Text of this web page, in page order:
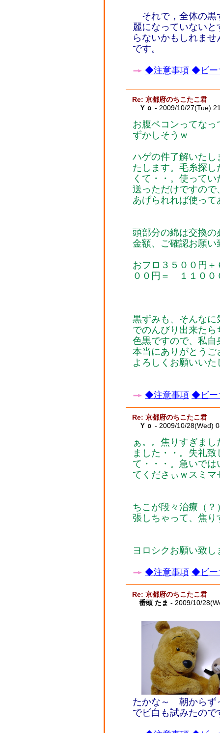
それで，全体の黒
麗になっていない
らないかもしれま
です。
◆注意事項 ◆ビー
Re: 京都府のちこたこ君
Ｙｏ - 2009/10/27(Tue)
お腹ペコンってな
ずかしそうｗ
ハゲの件了解いた
たします。毛糸探
くて・・。使って
送っただけですの
あげられれば使っ
頭部分の綿は交換
金額、ご確認お願い
おフロ３５００円
００円＝ １１００
黒ずみも、そんな
でのんびり出来た
色黒ですので、私
本当にありがとうご
よろしくお願いいた
◆注意事項 ◆ビー
Re: 京都府のちこたこ君
Ｙｏ - 2009/10/28(Wed)
ぁ。。焦りすぎま
ました・・。失礼
て・・・。急いで
てくださぃｗスミマ
ちこが段々治療（
張しちゃって、焦
ヨロシクお願い致し
◆注意事項 ◆ビー
Re: 京都府のちこたこ君
番頭 たま - 2009/10/
たかな～ 朝からず
でビ白も試みたの